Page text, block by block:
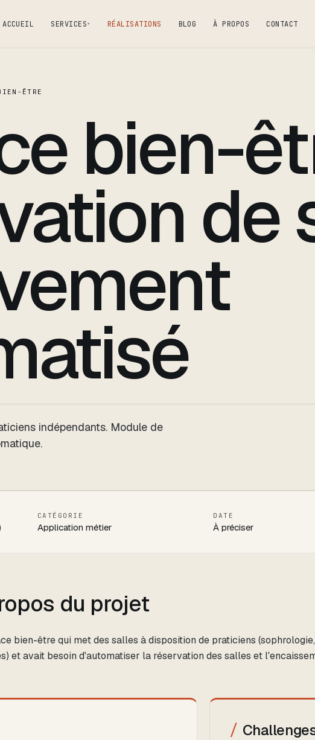
ACCUEIL SERVICES▾ RÉALISATIONS BLOG À PROPOS CONTACT
ÊTRE
bien-
de
indépendants. Module de
CATÉGORIE
Application métier
DATE
À préciser
du projet
bien-être qui met des salles à disposition de praticiens
et avait besoin d'automatiser la réservation des salles et